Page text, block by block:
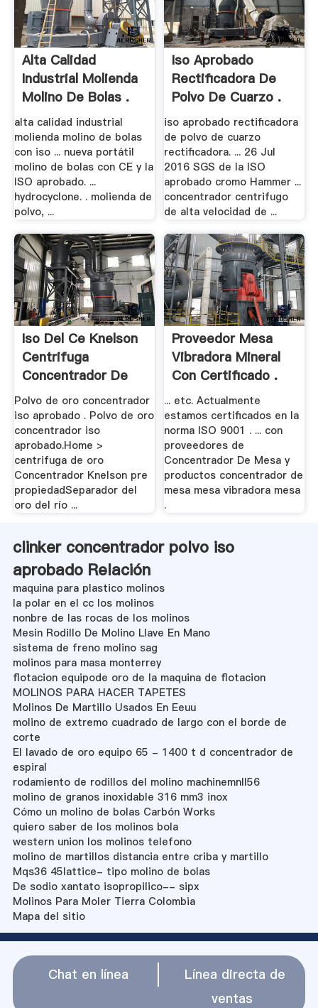
Alta Calidad
Industrial Molienda
Molino De Bolas .
alta calidad industrial
molienda molino de bolas
con iso ... nueva portátil
molino de bolas con CE y la
ISO aprobado. ...
hydrocyclone. . molienda de
polvo, ...
Iso Aprobado
Rectificadora De
Polvo De Cuarzo .
iso aprobado rectificadora
de polvo de cuarzo
rectificadora. ... 26 Jul
2016 SGS de la ISO
aprobado cromo Hammer ...
concentrador centrifugo
de alta velocidad de ...
Iso Del Ce Knelson
Centrifuga
Concentrador De
Oro
Polvo de oro concentrador
iso aprobado . Polvo de oro
concentrador iso
aprobado.Home >
centrifuga de oro
Concentrador Knelson pre
propiedadSeparador del
oro del río ...
Proveedor Mesa
Vibradora Mineral
Con Certificado .
... etc. Actualmente
estamos certificados en la
norma ISO 9001 . ... con
proveedores de
Concentrador De Mesa y
productos concentrador de
mesa mesa vibradora mesa
.
clinker concentrador polvo iso
aprobado Relación
maquina para plastico molinos
la polar en el cc los molinos
nonbre de las rocas de los molinos
Mesin Rodillo De Molino Llave En Mano
sistema de freno molino sag
molinos para masa monterrey
flotacion equipode oro de la maquina de flotacion
MOLINOS PARA HACER TAPETES
Molinos De Martillo Usados En Eeuu
molino de extremo cuadrado de largo con el borde de
corte
El lavado de oro equipo 65 - 1400 t d concentrador de
espiral
rodamiento de rodillos del molino machinemnll56
molino de granos inoxidable 316 mm3 inox
Cómo un molino de bolas Carbón Works
quiero saber de los molinos bola
western union los molinos telefono
molino de martillos distancia entre criba y martillo
Mqs36 45lattice- tipo molino de bolas
De sodio xantato isopropilico-- sipx
Molinos Para Moler Tierra Colombia
Mapa del sitio
Chat en línea
Línea directa de
ventas